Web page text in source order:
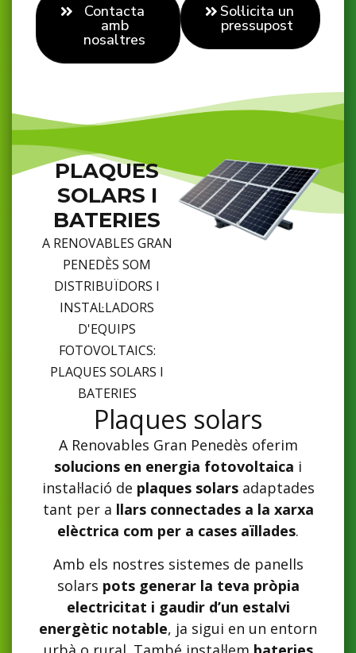
Contacta
amb
nosaltres
Sol·licita un
pressupost
PLAQUES
SOLARS I
BATERIES
A RENOVABLES GRAN
PENEDÈS SOM
DISTRIBUÏDORS I
INSTAL·LADORS
D'EQUIPS
FOTOVOLTAICS:
PLAQUES SOLARS I
BATERIES
Plaques solars
A Renovables Gran Penedès oferim
solucions en energia fotovoltaica i
instal·lació de plaques solarsadaptades
tant per a llars connectades a la xarxa
elèctrica com per a cases aïllades.
Amb els nostres sistemes de panells
solars pots generar la teva pròpia
electricitat i gaudir d’un estalvi
energètic notable, ja sigui en un entorn